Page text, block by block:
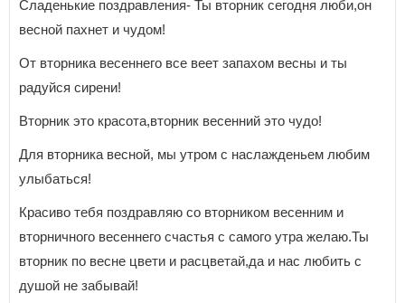
Сладенькие поздравления- Ты вторник сегодня люби,он
весной пахнет и чудом!
От вторника весеннего все веет запахом весны и ты
радуйся сирени!
Вторник это красота,вторник весенний это чудо!
Для вторника весной, мы утром с наслажденьем любим
улыбаться!
Красиво тебя поздравляю со вторником весенним и
вторничного весеннего счастья с самого утра желаю.Ты
вторник по весне цвети и расцветай,да и нас любить с
душой не забывай!